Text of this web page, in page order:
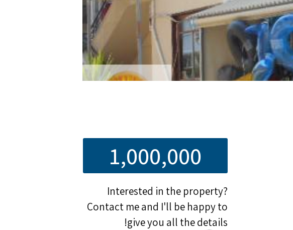
1,000,000
Interested in the property?
Contact me and I'll be happy to
give you all the details!